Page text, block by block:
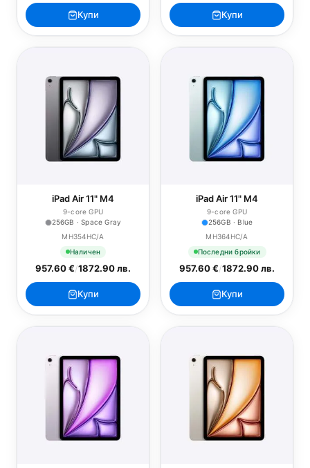
Купи Купи
iPad Air 11" M4
9-core GPU
256GB · Space Gray
MH354HC/A
Наличен
957.60 €/1872.90 лв.
Купи
iPad Air 11" M4
9-core GPU
256GB · Blue
MH364HC/A
Последни бройки
957.60 €/1872.90 лв.
Купи